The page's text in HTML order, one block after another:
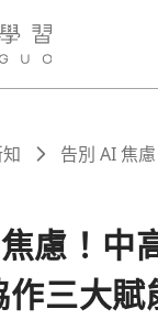
告別 AI 焦
慮！中
作三大賦